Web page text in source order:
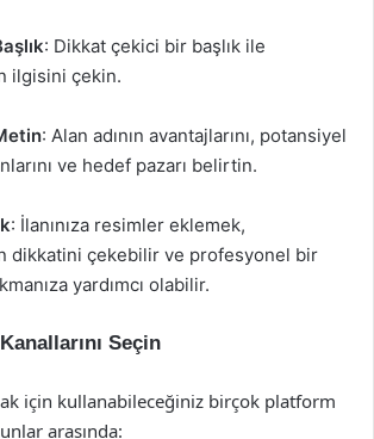
: Dikkat çekici bir başlık ile
ilgisini çekin.
: Alan adının avantajlarını, potansiyel
ve hedef pazarı belirtin.
: İlanınıza resimler eklemek,
dikkatini çekebilir ve profesyonel bir
yardımcı olabilir.
Seçin
için kullanabileceğiniz birçok platform
arasında: